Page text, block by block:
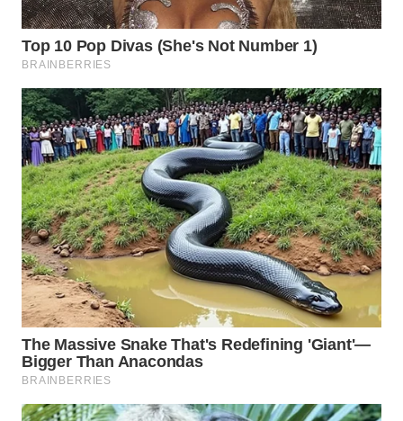
WN
KUNINGAN
WN
MAJALENGKA
WN
SUBANG
WN
SUKABUMI
WN
PURWAKARTA
WN
PRIANGAN